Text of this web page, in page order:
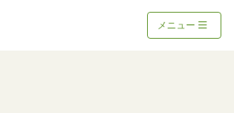
メニュー